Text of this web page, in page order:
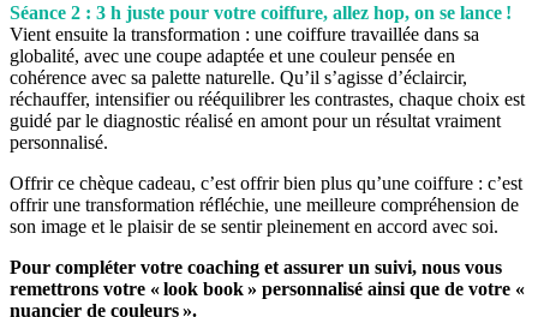
Séance 2 : 3 h juste pour votre coiffure, allez hop, on se lance !
Vient ensuite la transformation : une coiffure travaillée dans sa
globalité, avec une coupe adaptée et une couleur pensée en
cohérence avec sa palette naturelle. Qu’il s’agisse d’éclaircir,
réchauffer, intensifier ou rééquilibrer les contrastes, chaque choix est
guidé par le diagnostic réalisé en amont pour un résultat vraiment
personnalisé.
Offrir ce chèque cadeau, c’est offrir bien plus qu’une coiffure : c’est
offrir une transformation réfléchie, une meilleure compréhension de
son image et le plaisir de se sentir pleinement en accord avec soi.
Pour compléter votre coaching et assurer un suivi, nous vous
remettrons votre « look book » personnalisé ainsi que de votre «
nuancier de couleurs ».